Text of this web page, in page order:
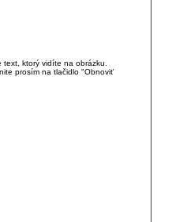
ktorý vidíte na obrázku.
prosím na tlačidlo "Obnoviť